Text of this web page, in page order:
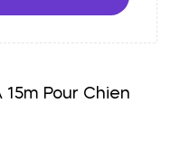
Pour Chien